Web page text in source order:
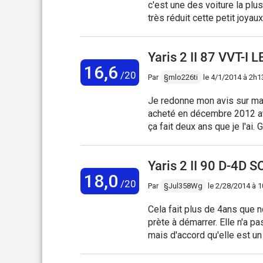
c'est une des voiture la
très réduit cette petit
places a l intérieur seul
16,6 /20
Yaris 2 II 87 VVT-I
Par §mlo226ti le 4/1/2014 à
Je redonne mon avis sur
acheté en décembre 2012
ça fait deux ans que je l'ai.
87chevaux. les points
permettre de monter le
très petit avec le double
rabattable avec plancher
La consommation frise les
souple. Mais le plus gros
je change tout les ans de
18,0 /20
Yaris 2 II 90 D-4D
Par §Jul358Wg le 2/28/2014 à
Cela fait plus de 4ans que
prète à démarrer. Elle n'a
mais d'accord qu'elle est